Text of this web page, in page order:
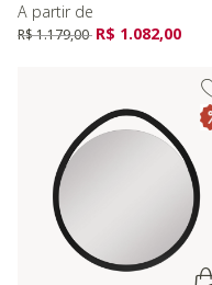
A partir de
Preço reduzido de
R$ 1.179,00 para
R$ 1.082,00